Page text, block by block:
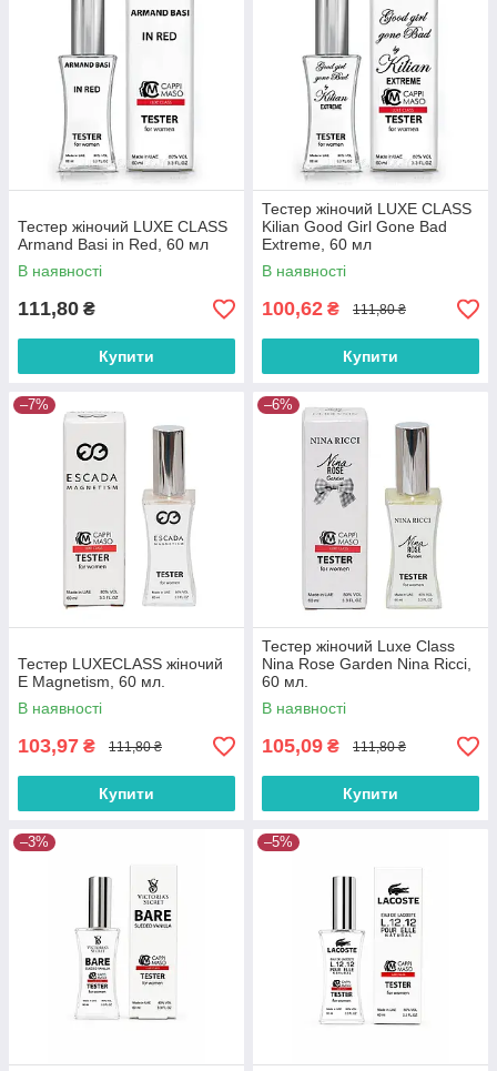
Тестер жіночий LUXE CLASS
Armand Basi in Red, 60 мл
В наявності
111,80 ₴
Купити
Тестер жіночий LUXE CLASS
Kilian Good Girl Gone Bad
Extreme, 60 мл
В наявності
100,62 ₴ 111,80 ₴
Купити
–7%
Тестер LUXECLASS жіночий
E Magnetism, 60 мл.
В наявності
103,97 ₴ 111,80 ₴
Купити
–6%
Тестер жіночий Luxe Class
Nina Rose Garden Nina Ricci,
60 мл.
В наявності
105,09 ₴ 111,80 ₴
Купити
–3% –5%